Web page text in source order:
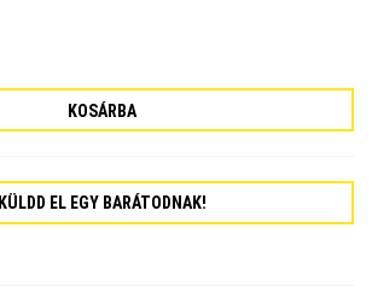
KOSÁRBA
KÜLDD EL EGY BARÁTODNAK!